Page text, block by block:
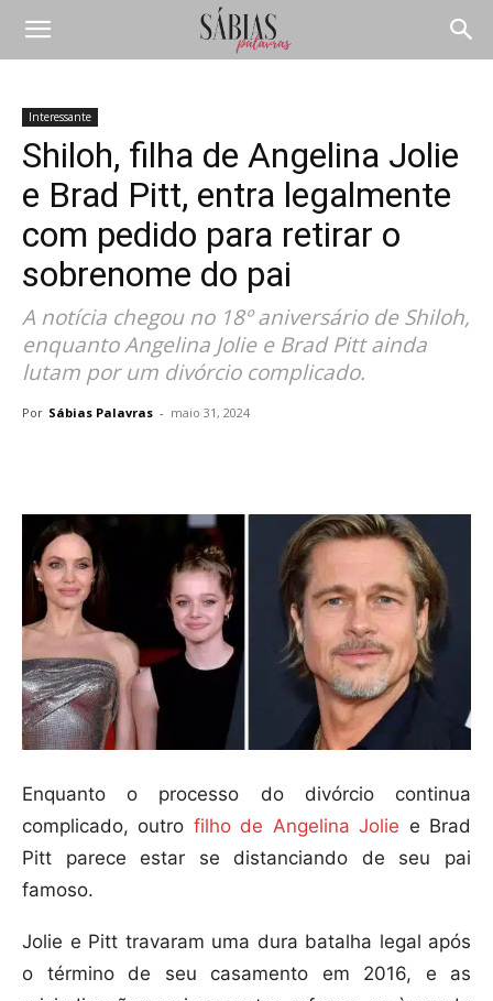
Interessante
Shiloh, filha de Angelina Jolie
e Brad Pitt, entra legalmente
com pedido para retirar o
sobrenome do pai
A notícia chegou no 18º aniversário de Shiloh,
enquanto Angelina Jolie e Brad Pitt ainda
lutam por um divórcio complicado.
Por Sábias Palavras - maio 31, 2024
Enquanto o processo do divórcio continua
complicado, outro filho de Angelina Jolie e Brad
Pitt parece estar se distanciando de seu pai
famoso.
Jolie e Pitt travaram uma dura batalha legal após
o término de seu casamento em 2016, e as